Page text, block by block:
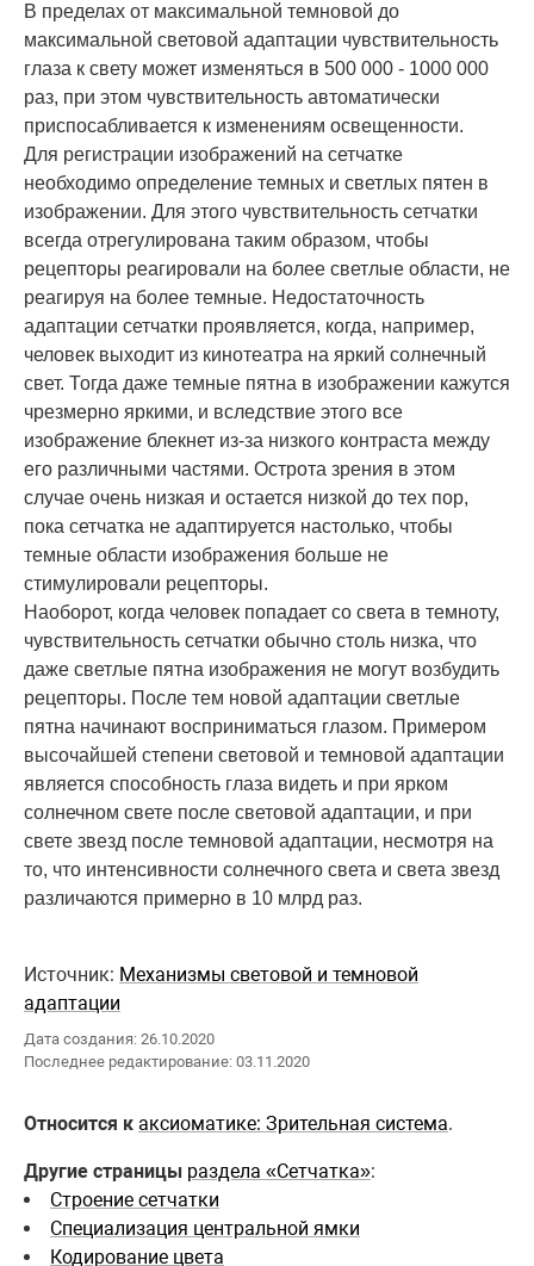
В пределах от максимальной темновой до
максимальной световой адаптации чувствительность
глаза к свету может изменяться в 500 000 - 1000 000
раз, при этом чувствительность автоматически
приспосабливается к изменениям освещенности.
Для регистрации изображений на сетчатке
необходимо определение темных и светлых пятен в
изображении. Для этого чувствительность сетчатки
всегда отрегулирована таким образом, чтобы
рецепторы реагировали на более светлые области, не
реагируя на более темные. Недостаточность
адаптации сетчатки проявляется, когда, например,
человек выходит из кинотеатра на яркий солнечный
свет. Тогда даже темные пятна в изображении кажутся
чрезмерно яркими, и вследствие этого все
изображение блекнет из-за низкого контраста между
его различными частями. Острота зрения в этом
случае очень низкая и остается низкой до тех пор,
пока сетчатка не адаптируется настолько, чтобы
темные области изображения больше не
стимулировали рецепторы.
Наоборот, когда человек попадает со света в темноту,
чувствительность сетчатки обычно столь низка, что
даже светлые пятна изображения не могут возбудить
рецепторы. После тем новой адаптации светлые
пятна начинают восприниматься глазом. Примером
высочайшей степени световой и темновой адаптации
является способность глаза видеть и при ярком
солнечном свете после световой адаптации, и при
свете звезд после темновой адаптации, несмотря на
то, что интенсивности солнечного света и света звезд
различаются примерно в 10 млрд раз.
Источник: Механизмы световой и темновой
адаптации
Дата создания: 26.10.2020
Последнее редактирование: 03.11.2020
Относится к аксиоматике: Зрительная система.
Другие страницы раздела «Сетчатка»:
Строение сетчатки
Специализация центральной ямки
Кодирование цвета